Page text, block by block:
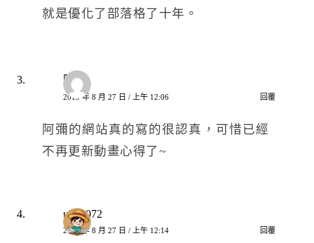
就是優化了部落格了十年。
阿吉
2019 年 8 月 27 日 / 上午 12:06 回覆
阿彌的網站真的寫的很認真，可惜已經
不再更新動畫心得了~
u750072
2019 年 8 月 27 日 / 上午 12:14 回覆